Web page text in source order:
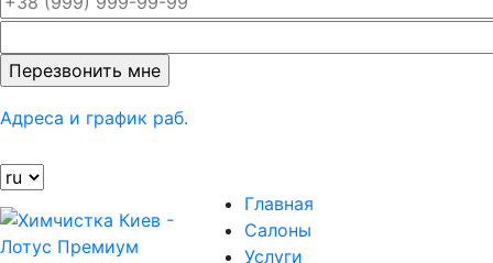
это поле
пустым.
Адреса и график раб.
Главная
Салоны
Услуги